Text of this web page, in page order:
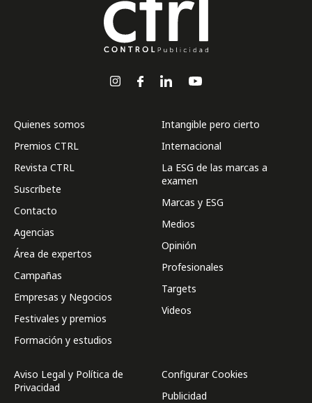
Quienes somos
Premios CTRL
Revista CTRL
Suscríbete
Contacto
Agencias
Área de expertos
Campañas
Empresas y Negocios
Festivales y premios
Formación y estudios
Intangible pero cierto
Internacional
La ESG de las marcas a
examen
Marcas y ESG
Medios
Opinión
Profesionales
Targets
Videos
Aviso Legal y Política de
Privacidad
Configurar Cookies
Publicidad